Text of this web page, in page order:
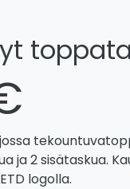
ja 2 sisätaskua.
logolla.